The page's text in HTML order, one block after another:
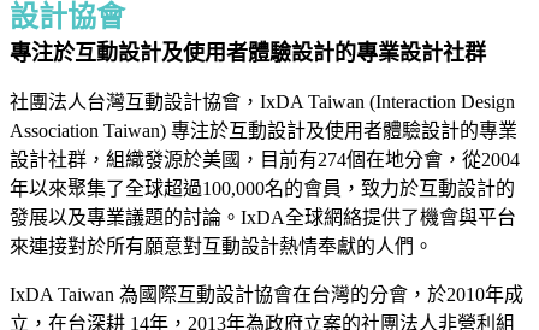
設計協會
專注於互動設計及使用者體驗設計的專業設計社群
社團法人台灣互動設計協會，IxDA Taiwan (Interaction Design
Association Taiwan) 專注於互動設計及使用者體驗設計的專業
設計社群，組織發源於美國，目前有274個在地分會，從2004
年以來聚集了全球超過100,000名的會員，致力於互動設計的
發展以及專業議題的討論。IxDA全球網絡提供了機會與平台
來連接對於所有願意對互動設計熱情奉獻的人們。
IxDA Taiwan 為國際互動設計協會在台灣的分會，於2010年成
立，在台深耕 14年，2013年為政府立案的社團法人非營利組